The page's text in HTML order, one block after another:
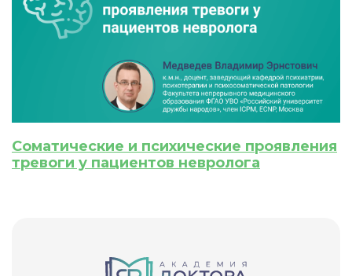
Соматические и психические проявления
тревоги у пациентов невролога